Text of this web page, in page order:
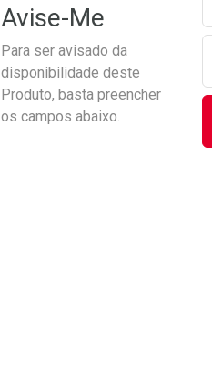
Avise-Me
Para ser avisado da
disponibilidade deste
Produto, basta preencher
os campos abaixo.